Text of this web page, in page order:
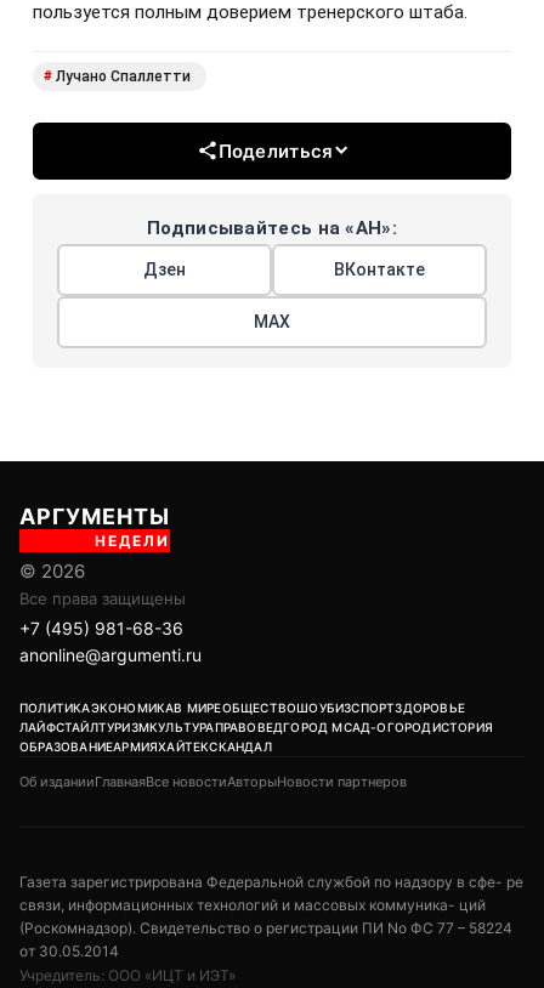
пользуется полным доверием тренерского штаба.
# Лучано Спаллетти
Поделиться
Подписывайтесь на «АН»:
Дзен ВКонтакте
МАХ
АРГУМЕНТЫ
НЕДЕЛИ
© 2026
Все права защищены
+7 (495) 981-68-36
anonline@argumenti.ru
ПОЛИТИКАЭКОНОМИКАВ МИРЕОБЩЕСТВОШОУБИЗСПОРТЗДОРОВЬЕ
ЛАЙФСТАЙЛТУРИЗМКУЛЬТУРАПРАВОВЕДГОРОД МСАД-ОГОРОДИСТОРИЯ
ОБРАЗОВАНИЕАРМИЯХАЙТЕКСКАНДАЛ
Об изданииГлавнаяВсе новостиАвторыНовости партнеров
Газета зарегистрирована Федеральной службой по надзору в сфе- ре
связи, информационных технологий и массовых коммуника- ций
(Роскомнадзор). Свидетельство о регистрации ПИ No ФС 77 – 58224
от 30.05.2014
Учредитель: ООО «ИЦТ и ИЭТ»